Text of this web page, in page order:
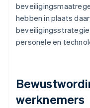
hebben in plaats
personele en
werknemers